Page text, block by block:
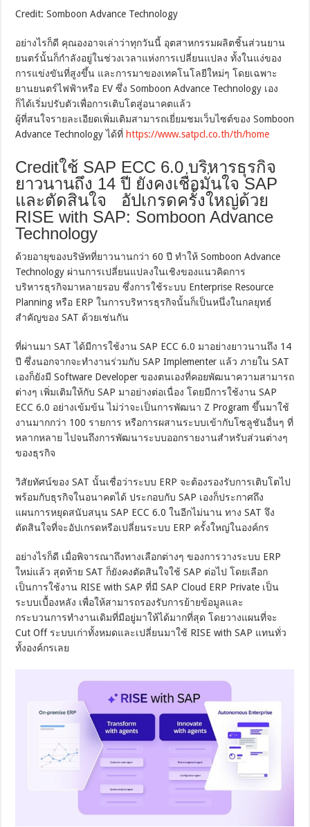
Credit: Somboon Advance Technology
อย่างไรก็ดี คุณองอาจเล่าว่าทุกวันนี้ อุตสาหกรรมผลิตชิ้นส่วนยาน
ยนตร์นั้นก็กำลังอยู่ในช่วงเวลาแห่งการเปลี่ยนแปลง ทั้งในแง่ของ
การแข่งขันที่สูงขึ้น และการมาของเทคโนโลยีใหม่ๆ โดยเฉพาะ
ยานยนตร์ไฟฟ้าหรือ EV ซึ่ง Somboon Advance Technology เอง
ก็ได้เริ่มปรับตัวเพื่อการเติบโตสู่อนาคตแล้ว
ผู้ที่สนใจรายละเอียดเพิ่มเติมสามารถเยี่ยมชมเว็บไซต์ของ Somboon
Advance Technology ได้ที่ https://www.satpcl.co.th/th/home
Creditใช้ SAP ECC 6.0 บริหารธุรกิจ
ยาวนานถึง 14 ปี ยังคงเชื่อมั่นใจ SAP
และตัดสินใจ อัปเกรดครั้งใหญ่ด้วย
RISE with SAP: Somboon Advance
Technology
ด้วยอายุของบริษัทที่ยาวนานกว่า 60 ปี ทำให้ Somboon Advance
Technology ผ่านการเปลี่ยนแปลงในเชิงของแนวคิดการ
บริหารธุรกิจมาหลายรอบ ซึ่งการใช้ระบบ Enterprise Resource
Planning หรือ ERP ในการบริหารธุรกิจนั้นก็เป็นหนึ่งในกลยุทธ์
สำคัญของ SAT ด้วยเช่นกัน
ที่ผ่านมา SAT ได้มีการใช้งาน SAP ECC 6.0 มาอย่างยาวนานถึง 14
ปี ซึ่งนอกจากจะทำงานร่วมกับ SAP Implementer แล้ว ภายใน SAT
เองก็ยังมี Software Developer ของตนเองที่คอยพัฒนาความสามารถ
ต่างๆ เพิ่มเติมให้กับ SAP มาอย่างต่อเนื่อง โดยมีการใช้งาน SAP
ECC 6.0 อย่างเข้มข้น ไม่ว่าจะเป็นการพัฒนา Z Program ขึ้นมาใช้
งานมากกว่า 100 รายการ หรือการผสานระบบเข้ากับโซลูชันอื่นๆ ที่
หลากหลาย ไปจนถึงการพัฒนาระบบออกรายงานสำหรับส่วนต่างๆ
ของธุรกิจ
วิสัยทัศน์ของ SAT นั้นเชื่อว่าระบบ ERP จะต้องรองรับการเติบโตไป
พร้อมกับธุรกิจในอนาคตได้ ประกอบกับ SAP เองก็ประกาศถึง
แผนการหยุดสนับสนุน SAP ECC 6.0 ในอีกไม่นาน ทาง SAT จึง
ตัดสินใจที่จะอัปเกรดหรือเปลี่ยนระบบ ERP ครั้งใหญ่ในองค์กร
อย่างไรก็ดี เมื่อพิจารณาถึงทางเลือกต่างๆ ของการวางระบบ ERP
ใหม่แล้ว สุดท้าย SAT ก็ยังคงตัดสินใจใช้ SAP ต่อไป โดยเลือก
เป็นการใช้งาน RISE with SAP ที่มี SAP Cloud ERP Private เป็น
ระบบเบื้องหลัง เพื่อให้สามารถรองรับการย้ายข้อมูลและ
กระบวนการทำงานเดิมที่มีอยู่มาให้ได้มากที่สุด โดยวางแผนที่จะ
Cut Off ระบบเก่าทั้งหมดและเปลี่ยนมาใช้ RISE with SAP แทนทั่ว
ทั้งองค์กรเลย